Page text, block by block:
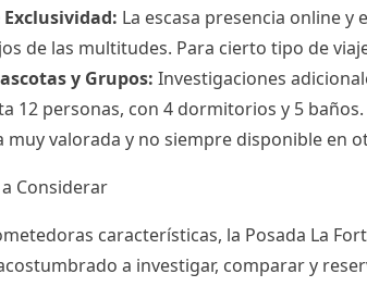
La escasa presencia online
de las multitudes. Para cierto tipo de
y Grupos: Investigaciones
12 personas, con 4 dormitorios y 5
muy valorada y no siempre disponible en
Considerar
características, la Posada La
a investigar, comparar y